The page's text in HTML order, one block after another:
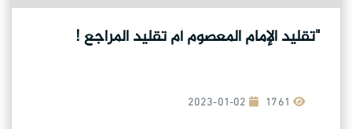
"تقليد الإمام المعصوم أم تقليد المراجع !
2023-01-02